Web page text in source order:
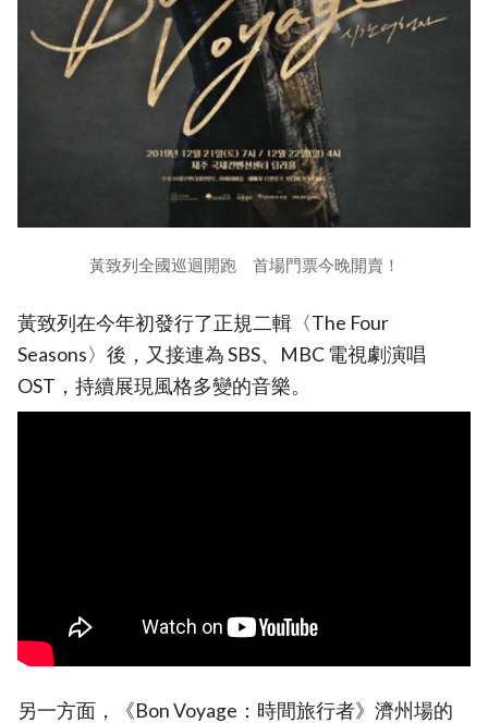
黃致列全國巡迴開跑 首場門票今晚開賣！
黃致列在今年初發行了正規二輯〈The Four
Seasons〉後，又接連為 SBS、MBC 電視劇演唱
OST，持續展現風格多變的音樂。
另一方面，《Bon Voyage：時間旅行者》濟州場的